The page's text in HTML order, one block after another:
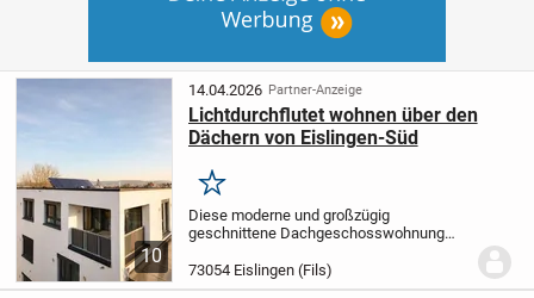
10
14.04.2026 Partner-Anzeige
Lichtdurchflutet wohnen über den
Dächern von Eislingen-Süd
Merken
Diese moderne und großzügig
geschnittene Dachgeschosswohnung
Mehrfamilienhaus aus dem Jahr 2017 in
attraktiver Wohnlage von Eislingen-Süd.
73054 Eislingen (Fils)